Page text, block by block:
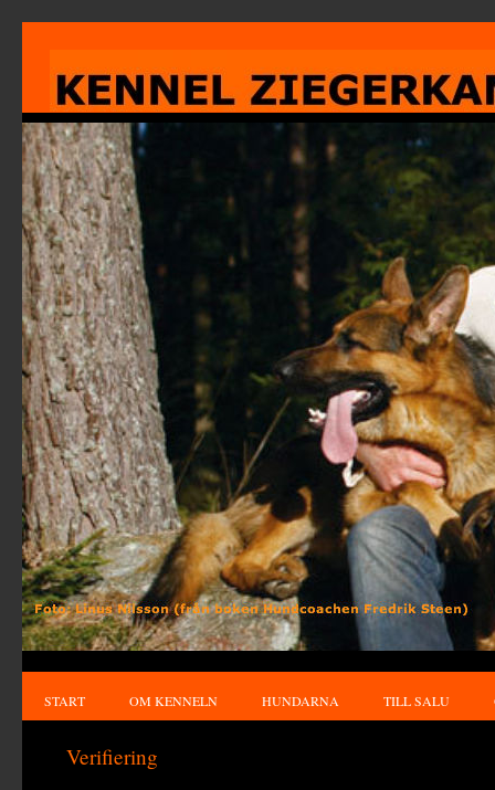
START OM KENNELN HUNDARNA TILL SALU
Verifiering